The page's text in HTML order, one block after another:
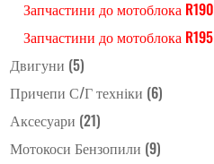
Запчастини до мотоблока R190
Запчастини до мотоблока R195
Двигуни (5)
Причепи С/Г техніки (6)
Аксесуари (21)
Мотокоси Бензопили (9)